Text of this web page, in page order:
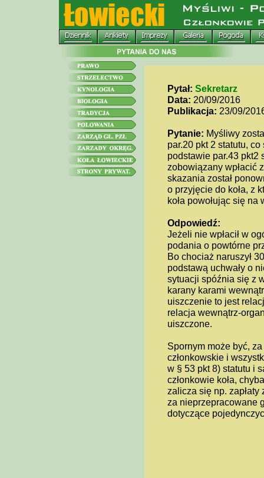
Pytał: Sekretarz
Data: 20/09/2016
Publikacja: 23/09/
Pytanie: Myśliwy
par.20 pkt 2 statutu, co
podstawie par.43 pkt2
zobowiązany wpłacić
skazania został
o przyjęcie do koła, z
koła powołując się na
Odpowiedź:
Jeżeli nie wpłacił w
podania o powtórne
Bo chociaż naruszył
podstawą uchwały o
sytuacji spóźnia się z
karany karami
uiszczenie to jest
relacja wewnątrz-
uiszczone.
Spornym może być,
członkowskie i
w § 53 pkt 8) statutu i
członkowie koła,
zalicza się np. zapłaty
za nieprzepracowane
dotyczące